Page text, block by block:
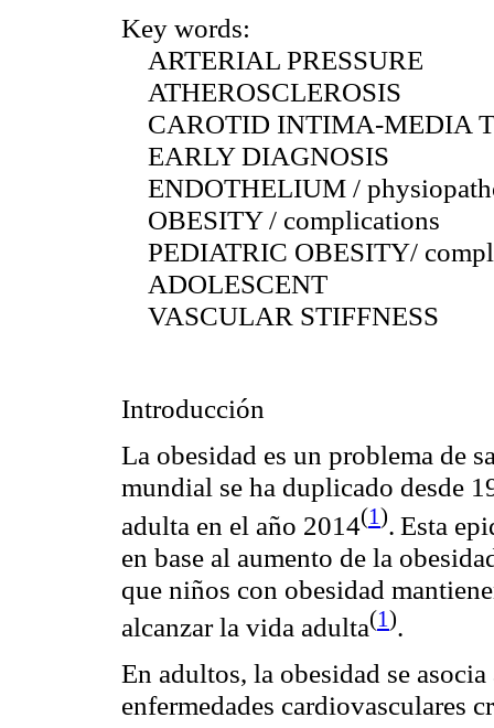
Key words:
ARTERIAL PRESSURE
ATHEROSCLEROSIS
CAROTID INTIMA-MEDIA
EARLY DIAGNOSIS
ENDOTHELIUM /
OBESITY / complications
PEDIATRIC OBESITY/
ADOLESCENT
VASCULAR STIFFNESS
Introducción
La obesidad es un problema de
mundial se ha duplicado desde
adulta en el año 2014(1). Esta
en base al aumento de la
que niños con obesidad
alcanzar la vida adulta(1).
En adultos, la obesidad se
enfermedades cardiovasculares